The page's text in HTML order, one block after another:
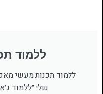
ללמוד
ללמוד תכנות מעשי
שלי ״ללמוד